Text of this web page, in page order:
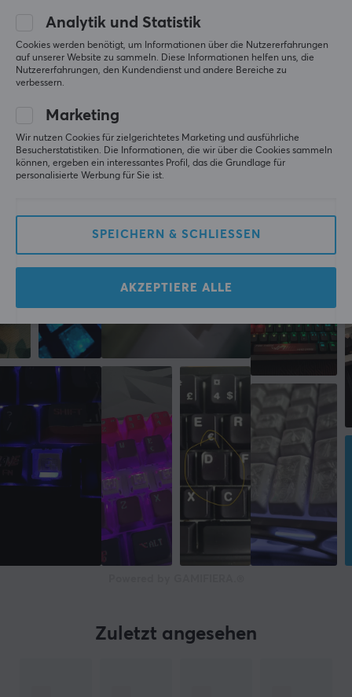
Pre-travel
2.0mm
Typ
Farbe
Gelb
0.0
Basierend auf 0 Bewertungen
3
2
0%
Mehr aus unserer
Zuletzt angesehen
Analytik und Statistik
Cookies werden benötigt, um Informationen über die Nutzererfahrungen
auf unserer Website zu sammeln. Diese Informationen helfen uns, die
Nutzererfahrungen, den Kundendienst und andere Bereiche zu
verbessern.
Marketing
Wir nutzen Cookies für zielgerichtetes Marketing und ausführliche
Besucherstatistiken. Die Informationen, die wir über die Cookies sammeln
können, ergeben ein interessantes Profil, das die Grundlage für
personalisierte Werbung für Sie ist.
SPEICHERN & SCHLIESSEN
AKZEPTIERE ALLE